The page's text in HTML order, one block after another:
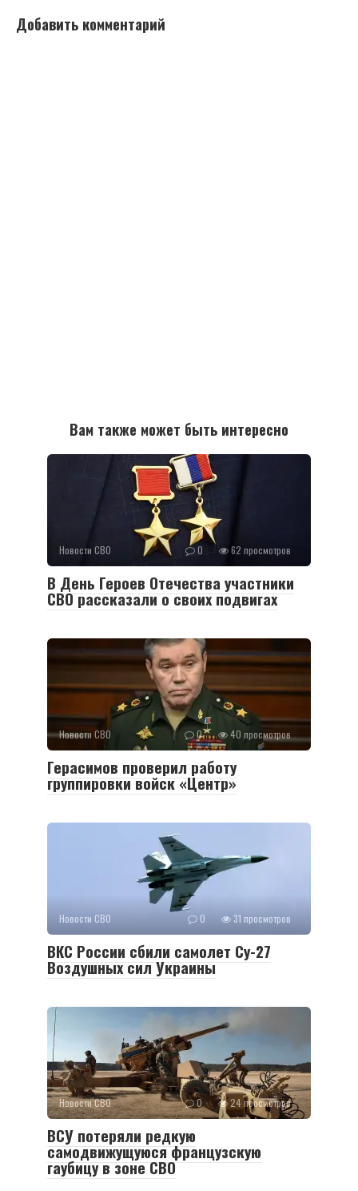
Добавить комментарий
Вам также может быть интересно
Новости СВО 0 62 просмотров
В День Героев Отечества участники
СВО рассказали о своих подвигах
Новости СВО 0 40 просмотров
Герасимов проверил работу
группировки войск «Центр»
Новости СВО 0 31 просмотров
ВКС России сбили самолет Су-27
Воздушных сил Украины
Новости СВО 0 24 просмотров
ВСУ потеряли редкую
самодвижущуюся французскую
гаубицу в зоне СВО